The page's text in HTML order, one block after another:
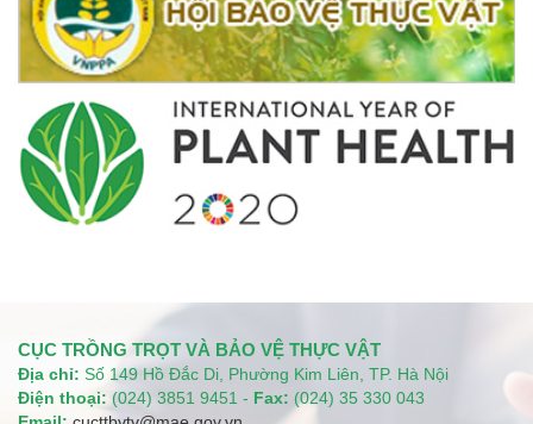
CỤC TRỒNG TRỌT VÀ BẢO VỆ THỰC VẬT
Địa chỉ: Số 149 Hồ Đắc Di, Phường Kim Liên, TP. Hà Nội
Điện thoại: (024) 3851 9451 - Fax: (024) 35 330 043